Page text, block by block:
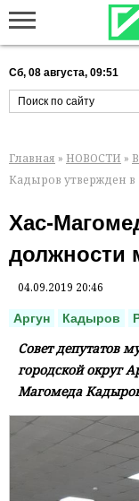
Сб, 08 августа, 09:51
Главная » НОВОСТИ »
Кадыров утвержден в
Хас-
должности
04.09.2019 20:46
Аргун Кадыров
Совет депутатов
городской округ
Магомеда